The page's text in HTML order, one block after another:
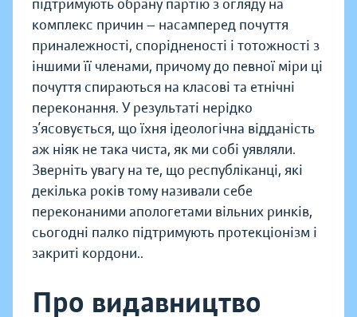
підтримують обрану партію з огляду на
комплекс причин — насамперед почуття
приналежності, спорідненості і тотожності з
іншими її членами, причому до певної міри ці
почуття спираються на класові та етнічні
переконання. У результаті нерідко
з’ясовується, що їхня ідеологічна відданість
аж ніяк не така чиста, як ми собі уявляли.
Зверніть увагу на те, що республіканці, які
декілька років тому називали себе
переконаними апологетами вільних ринків,
сьогодні палко підтримують протекціонізм і
закриті кордони..
Про видавництво